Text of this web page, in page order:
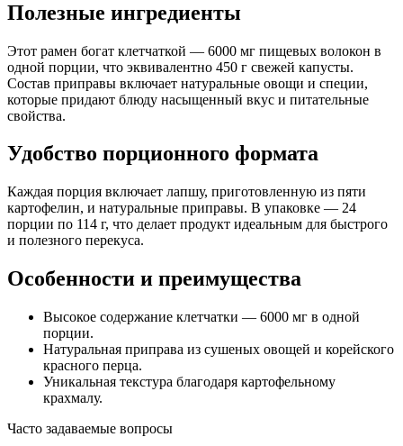
Полезные ингредиенты
Этот рамен богат клетчаткой — 6000 мг пищевых волокон в
одной порции, что эквивалентно 450 г свежей капусты.
Состав приправы включает натуральные овощи и специи,
которые придают блюду насыщенный вкус и питательные
свойства.
Удобство порционного формата
Каждая порция включает лапшу, приготовленную из пяти
картофелин, и натуральные приправы. В упаковке — 24
порции по 114 г, что делает продукт идеальным для быстрого
и полезного перекуса.
Особенности и преимущества
Высокое содержание клетчатки — 6000 мг в одной
порции.
Натуральная приправа из сушеных овощей и корейского
красного перца.
Уникальная текстура благодаря картофельному
крахмалу.
Часто задаваемые вопросы